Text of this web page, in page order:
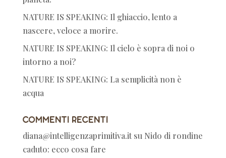
NATURE IS SPEAKING: Il ghiaccio, lento a
nascere, veloce a morire.
NATURE IS SPEAKING: Il cielo è sopra di noi o
intorno a noi?
NATURE IS SPEAKING: La semplicità non è
acqua
Commenti recenti
diana@intelligenzaprimitiva.itsu Nido di rondine
caduto: ecco cosa fare